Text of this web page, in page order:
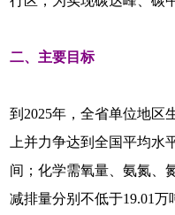
二、主要目标
到2025年，全省单位地区
上并力争达到全国平均水
间；化学需氧量、氨氮、
减排量分别不低于19.01万